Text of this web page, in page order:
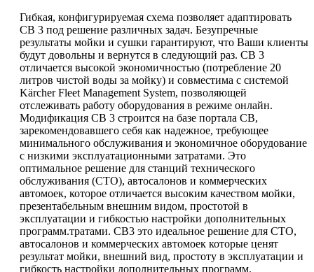
Гибкая, конфигурируемая схема позволяет адаптировать
CB 3 под решение различных задач. Безупречные
результаты мойки и сушки гарантируют, что Ваши клиенты
будут довольны и вернутся в следующий раз. CB 3
отличается высокой экономичностью (потребление 20
литров чистой воды за мойку) и совместима с системой
Kärcher Fleet Management System, позволяющей
отслеживать работу оборудования в режиме онлайн.
Модификация CB 3 строится на базе портала CB,
зарекомендовавшего себя как надежное, требующее
минимального обслуживания и экономичное оборудование
с низкими эксплуатационными затратами. Это
оптимальное решение для станций технического
обслуживания (СТО), автосалонов и коммерческих
автомоек, которое отличается высоким качеством мойки,
презентабельным внешним видом, простотой в
эксплуатации и гибкостью настройки дополнительных
программ.тратами. CB3 это идеальное решение для СТО,
автосалонов и коммерческих автомоек которые ценят
результат мойки, внешний вид, простоту в эксплуатации и
гибкость настройки дополнительных программ.